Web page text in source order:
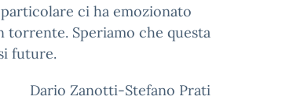
ci ha emozionato
torrente. Speriamo che questa
future.
Dario Zanotti-Stefano Prati